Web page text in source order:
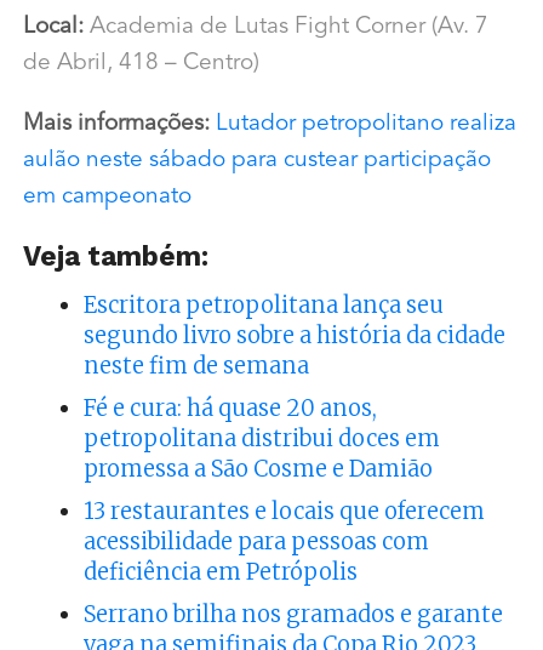
Local: Academia de Lutas Fight Corner (Av. 7
de Abril, 418 – Centro)
Mais informações: Lutador petropolitano realiza
aulão neste sábado para custear participação
em campeonato
Veja também:
Escritora petropolitana lança seu
segundo livro sobre a história da cidade
neste fim de semana
Fé e cura: há quase 20 anos,
petropolitana distribui doces em
promessa a São Cosme e Damião
13 restaurantes e locais que oferecem
acessibilidade para pessoas com
deficiência em Petrópolis
Serrano brilha nos gramados e garante